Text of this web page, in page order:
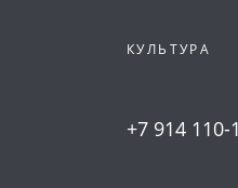
КУЛЬТУРА
+7 914 110-